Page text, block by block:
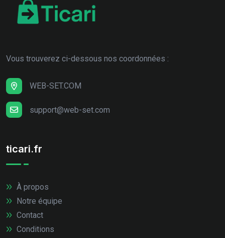
Vous trouverez ci-dessous nos coordonnées :
WEB-SET.COM
support@web-set.com
ticari.fr
À propos
Notre équipe
Contact
Conditions